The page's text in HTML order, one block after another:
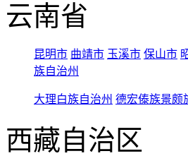
云南省
昆明市 曲靖市 玉溪市 保山市
族自治州
大理白族自治州 德宏傣族景颇
西藏自治区